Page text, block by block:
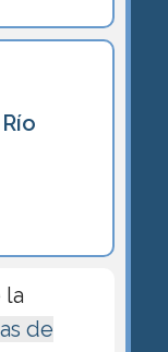
la
de